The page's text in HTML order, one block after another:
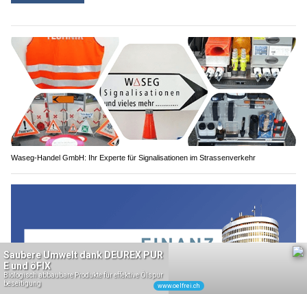
Waseg-Handel GmbH: Ihr Experte für Signalisationen im Strassenverkehr